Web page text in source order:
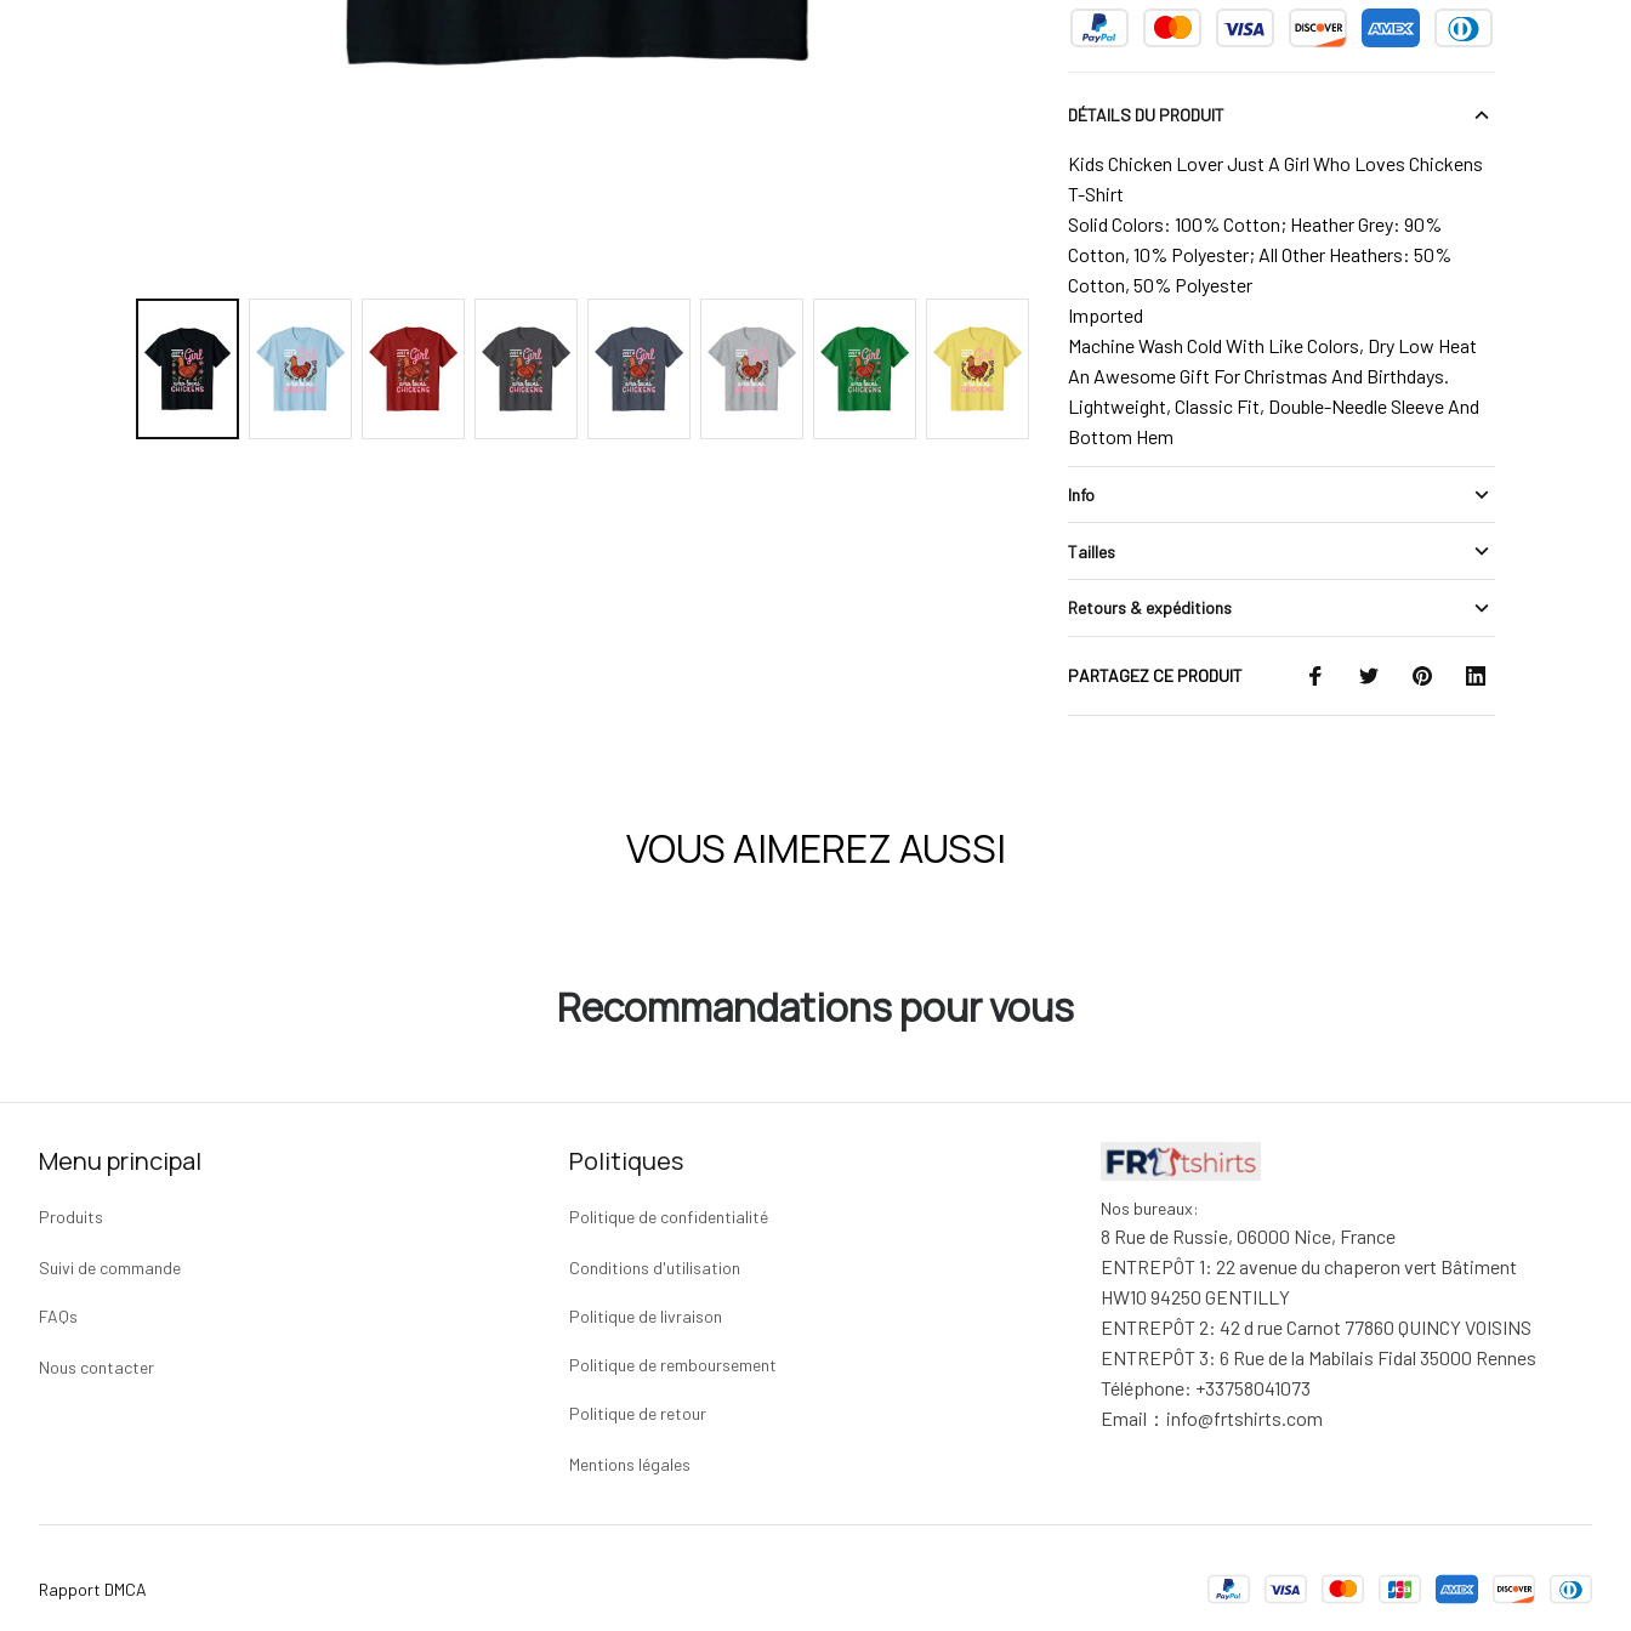
DÉTAILS DU PRODUIT
Kids Chicken Lover Just A Girl Who Loves Chickens
T-Shirt
Solid Colors: 100% Cotton; Heather Grey: 90%
Cotton, 10% Polyester; All Other Heathers: 50%
Cotton, 50% Polyester
Imported
Machine Wash Cold With Like Colors, Dry Low Heat
An Awesome Gift For Christmas And Birthdays.
Lightweight, Classic Fit, Double-Needle Sleeve And
Bottom Hem
Info
Tailles
Retours & expéditions
PARTAGEZ CE PRODUIT
VOUS AIMEREZ AUSSI
Recommandations pour vous
Menu principal
Produits
Suivi de commande
FAQs
Nous contacter
Politiques
Politique de confidentialité
Conditions d'utilisation
Politique de livraison
Politique de remboursement
Politique de retour
Mentions légales
Nos bureaux:
8 Rue de Russie, 06000 Nice, France
ENTREPÔT 1: 22 avenue du chaperon vert Bâtiment
HW10 94250 GENTILLY
ENTREPÔT 2: 42 d rue Carnot 77860 QUINCY VOISINS
ENTREPÔT 3: 6 Rue de la Mabilais Fidal 35000 Rennes
Téléphone: +33758041073
Email： info@frtshirts.com
Rapport DMCA